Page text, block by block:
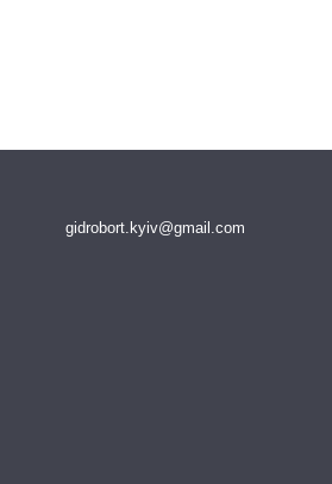
gidrobort.kyiv@gmail.com